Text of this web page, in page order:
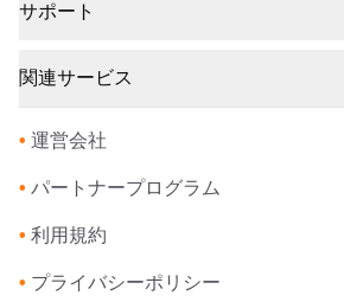
サポート
関連サービス
• 運営会社
• パートナープログラム
• 利用規約
• プライバシーポリシー